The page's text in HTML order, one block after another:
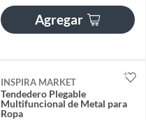
Agregar
INSPIRA MARKET
Tendedero Plegable
Multifuncional de Metal para
Ropa